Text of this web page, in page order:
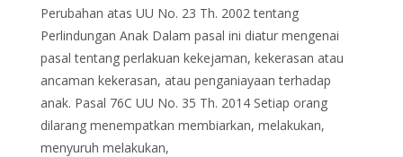
Perubahan atas UU No. 23 Th. 2002 tentang
Perlindungan Anak Dalam pasal ini diatur mengenai
pasal tentang perlakuan kekejaman, kekerasan atau
ancaman kekerasan, atau penganiayaan terhadap
anak. Pasal 76C UU No. 35 Th. 2014 Setiap orang
dilarang menempatkan membiarkan, melakukan,
menyuruh melakukan,